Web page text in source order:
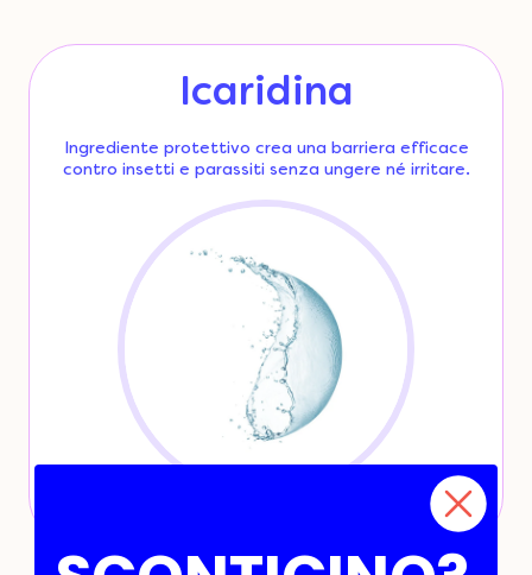
Icaridina
Ingrediente protettivo crea una barriera efficace
contro insetti e parassiti senza ungere né irritare.